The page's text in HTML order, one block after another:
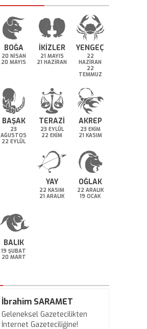
BOĞA
20 NİSAN
20 MAYIS
İKİZLER
21 MAYIS
21 HAZİRAN
YENGEÇ
22
HAZİRAN
22
TEMMUZ
BAŞAK
23
AĞUSTOS
22 EYLÜL
TERAZİ
23 EYLÜL
22 EKİM
AKREP
23 EKİM
21 KASIM
YAY
22 KASIM
21 ARALIK
OĞLAK
22 ARALIK
19 OCAK
BALIK
19 ŞUBAT
20 MART
İbrahim SARAMET
Geleneksel Gazetecilikten
İnternet Gazeteciliğine!